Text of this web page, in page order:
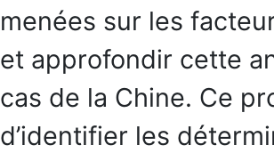
menées sur les
et approfondir cette
cas de la Chine. Ce
d’identifier les